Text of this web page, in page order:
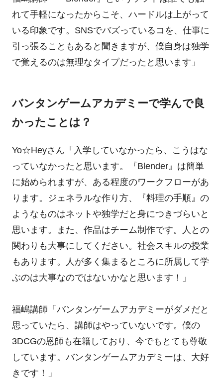
れて手軽になったからこそ、ハードルは上がって
いる印象です。SNSでバズっているコを、仕事に
引っ張ることもあると聞きますが、僕自身は独学
で覚えるのは無理なタイプだったと思います」
バンタンゲームアカデミーで学んで良
かったことは？
Yo☆Heyさん「入学していなかったら、こうはな
っていなかったと思います。『Blender』は簡単
に始められますが、ある程度のワークフローがあ
ります。ジェネラルな作り方、『料理の手順』の
ようなものはネットや独学だと身につきづらいと
思います。また、作品はチーム制作です。人との
関わりも大事にしてください。社会スキルの授業
もあります。人が多く集まるところに所属して学
ぶのは大事なのではないかなと思います！」
福嶋講師「バンタンゲームアカデミーがダメだと
思っていたら、講師はやっていないです。僕の
3DCGの恩師も在籍しており、今でもとても尊敬
しています。バンタンゲームアカデミーは、大好
きです！」